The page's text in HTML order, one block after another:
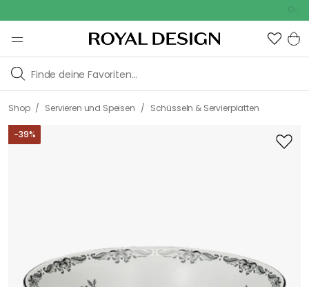
Outdoor
Shop / Servieren und Speisen / Schüsseln & Servierplatten
-39%